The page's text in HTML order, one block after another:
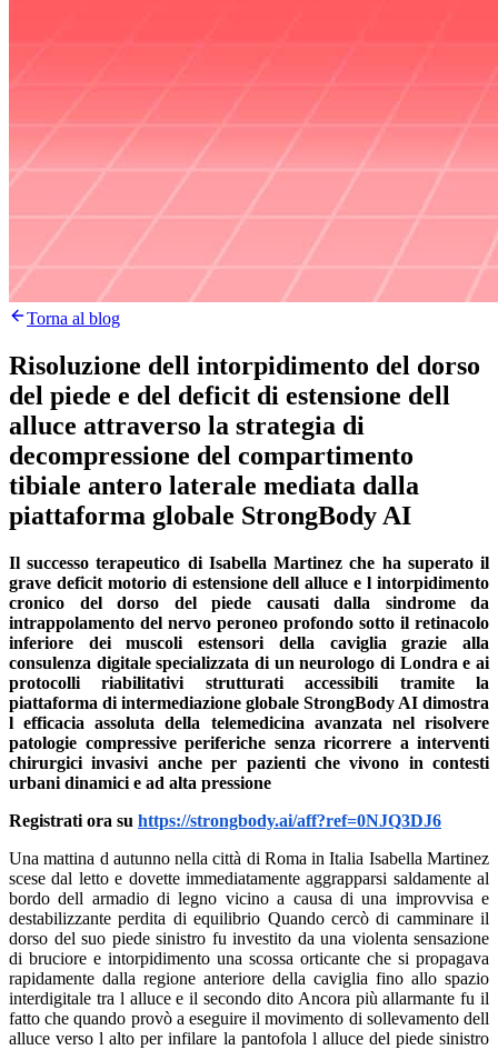
Torna al blog
Risoluzione dell intorpidimento del dorso
del piede e del deficit di estensione dell
alluce attraverso la strategia di
decompressione del compartimento
tibiale antero laterale mediata dalla
piattaforma globale StrongBody AI
Il successo terapeutico di Isabella Martinez che ha superato il
grave deficit motorio di estensione dell alluce e l intorpidimento
cronico del dorso del piede causati dalla sindrome da
intrappolamento del nervo peroneo profondo sotto il retinacolo
inferiore dei muscoli estensori della caviglia grazie alla
consulenza digitale specializzata di un neurologo di Londra e ai
protocolli riabilitativi strutturati accessibili tramite la
piattaforma di intermediazione globale StrongBody AI dimostra
l efficacia assoluta della telemedicina avanzata nel risolvere
patologie compressive periferiche senza ricorrere a interventi
chirurgici invasivi anche per pazienti che vivono in contesti
urbani dinamici e ad alta pressione
Registrati ora su https://strongbody.ai/aff?ref=0NJQ3DJ6
Una mattina d autunno nella città di Roma in Italia Isabella Martinez scese dal letto e dovette immediatamente aggrapparsi saldamente al bordo dell armadio di legno vicino a causa di una improvvisa e destabilizzante perdita di equilibrio Quando cercò di camminare il dorso del suo piede sinistro fu investito da una violenta sensazione di bruciore e intorpidimento una scossa orticante che si propagava rapidamente dalla regione anteriore della caviglia fino allo spazio interdigitale tra l alluce e il secondo dito Ancora più allarmante fu il fatto che quando provò a eseguire il movimento di sollevamento dell alluce verso l alto per infilare la pantofola l alluce del piede sinistro rimase quasi completamente immobile mostrando un evidente deficit di forza motoria rispetto al lato controlaterale Nel corso delle ultime quattro settimane i postumi di un rigonfiamento persistente dovuto a una distorsione della caviglia in inversione subita durante l attività sportiva combinati con l abitudine di allacciare le scarpe da ginnastica in modo eccessivamente stretto per stabilizzare l articolazione debole avevano spinto Isabella in un circolo vizioso di dolore cronico Ogni volta che camminava per più di dieci minuti il dorso del piede diventava talmente insensibile da sembrare congelato ed era accompagnato dalla tendenza della punta del piede a strisciare leggermente sul terreno a causa della grave riduzione della forza di sollevamento dell alluce Questa condizione di blocco aveva ridotto l efficienza nei movimenti quotidiani di Isabella che lavorava come coordinatrice di eventi a meno del cinquanta per cento alimentando una profonda frustrazione e il timore di un danno neurologico motorio permanente Non volendo sottoporsi a lunghe e spossanti liste d attesa presso le strutture ortopediche tradizionali Isabella decise di accedere al sito web ufficiale e unico della piattaforma medica globale all indirizzo internet https strongbody ai Dopo aver completato la rapida procedura di registrazione di un account Buyer standard inserendo il proprio indirizzo email personale e confermando il codice OTP di sicurezza entrò nell interfaccia moderna del sistema Per cercare una soluzione altamente specialistica Isabella utilizzò la funzione Consult Request uno strumento di comunicazione avanzato di StrongBody AI che consente agli acquirenti di inviare direttamente una richiesta di consulenza collegata a un prodotto o a una specifica condizione patologica a un professionista Nel modulo della Consult Request descrisse dettagliatamente i sintomi intorpidimento del dorso del piede sinistro debolezza nel sollevamento dell alluce dopo i postumi di una distorsione alla caviglia e abitudine di stringere troppo le stringhe delle scarpe La sua richiesta aprì immediatamente una finestra di MultiMe Chat per una connessione diretta in tempo reale Il sistema di intelligenza artificiale AI Matching di StrongBody AI incrociò rapidamente la richiesta di Isabella con il profilo del Dottor Albert Collins un neurologo e specialista in riabilitazione neuro muscolare di grande prestigio che esercita a Londra nel Regno Unito Attraverso il sistema digitale MultiMe Chat il Dottor Collins analizzò dettagliatamente la mappa dei sintomi di Isabella Spiegò che la paziente era affetta dalla Sindrome del Tunnel Tarsale Anteriore nota anche come intrappolamento del nervo peroneo profondo sotto il retinacolo inferiore dei muscoli estensori della caviglia Il nervo peroneo profondo dopo essere disceso lungo la gamba ed essere entrato nel dorso del piede deve passare attraverso uno spazio anatomico ristretto delimitato superiormente dal retinacolo inferiore dei muscoli estensori I postumi del gonfiore infiammatorio successivi alla distorsione della caviglia uniti alla pressione meccanica diretta esercitata dall allacciatura troppo stretta delle calzature avevano causato un ispessimento e una contrattura di questa banda fasciale Il risultato era un vero e proprio strangolamento meccanico del nervo peroneo profondo che determinava un ischemia localizzata della guaina nervosa provocando l intorpidimento del dorso del piede e interrompendo la conduzione degli impulsi elettrici motori diretti al muscolo estensore lungo dell alluce manifestandosi così con il deficit parossistico di sollevamento del dito Per liberare la fibra nervosa da questa morsa fibrosa senza la necessità di ricorrere al bisturi il Dottor Albert Collins elaborò un protocollo di riabilitazione digitale personalizzato denominato Strategia di decompressione del compartimento tibiale antero laterale Il medico utilizzò la funzione Offer in Chat presente all interno della MultiMe Chat per creare una proposta di servizio personalizzata da inviare a Isabella Questo accordo telematico prevedeva un percorso terapeutico della durata di sei settimane focalizzato su una sequenza di esercizi di scivolamento del tendine estensore combinati con tecniche di auto mobilizzazione per rilasciare il retinacolo dei muscoli estensori della caviglia L intero programma venne digitalizzato sotto forma di Digital Products comprendenti video esplicativi ad alta definizione registrati dallo stesso Dottor Collins Il costo totale del servizio era indicato in modo chiaro e trasparente direttamente sulla schermata della chat di Isabella Isabella Martinez ripose la massima fiducia nella soluzione proposta dal medico premette il pulsante per accettare l offerta ed eseguì il pagamento sicuro tramite carta Visa attraverso il gateway Stripe integrato direttamente sulla piattaforma StrongBody AI Il sistema di sicurezza di Stripe si collegò con l istituto bancario per la verifica tramite codice OTP garantendo la totale crittografia dei dati finanziari Una volta completata la transazione l importo venne trasferito nel sistema di portafoglio Escrow di StrongBody AI che funge da intermediario per la custodia sicura dei fondi Questo meccanismo Escrow tutela pienamente i diritti di Isabella assicurando che la somma venga sbloccata a favore del Dottor Collins soltanto dopo che la paziente avrà confermato di aver ricevuto il servizio completo e di aver ottenuto i risultati corrispondenti a quanto stabilito nell offerta Quando il portafoglio Escrow registrò lo stato di garanzia finanziaria il Dottor Albert Collins inviò immediatamente il programma di esercizi nella sezione My Account di Isabella e la istruì su come iniziare la prima fase inserita tra la prima e la terza settimana utilizzando lo strumento di comunicazione B Messenger Il primo esercizio fondamentale consisteva nella tecnica di auto mobilizzazione del retinacolo inferiore dei muscoli estensori della caviglia Il Dottor Collins spiegò a Isabella di sedersi su una sedia e di appoggiare la caviglia sinistra sulla coscia destra La paziente doveva posizionare i due pollici nella zona anteriore della caviglia circa dieci millimetri al di sotto della piega di flessione della caviglia stessa nel punto esatto in cui si trova la banda del retinacolo degli estensori Isabella doveva esercitare una pressione profonda e continua spostando i pollici in direzione trasversale rispetto al decorso dei tendini estensori eseguendo il movimento per venti volte per sessione per tre volte al giorno Questa frizione meccanica permetteva di scollare le aderenze fibrose e di ammorbidire il tessuto fasciale contratto riducendo in modo diretto la compressione sul compartimento nervoso sottostante Parallelamente alla mobilizzazione del retinacolo Isabella iniziò gli esercizi di scivolamento del tendine estensore per liberare il nervo dalle aderenze In posizione seduta con la schiena dritta eseguiva attivamente una flessione plantare del piede spingendo la punta verso il basso e contemporaneamente fletteva tutte le dita per mettere in massima tensione la catena dei tendini estensori sulla parte anteriore della caviglia Successivamente eseguiva il movimento opposto portando il piede in flessione dorsale verso l alto e allargando al massimo le dita concentrandosi in particolar modo sul sollevamento dell alluce fino al limite della sua escursione meccanica Questa sequenza di movimenti alternati veniva eseguita ritmicamente quindici volte per serie ripetuta per tre serie ogni giorno Sotto l effetto della contrazione e del rilassamento del muscolo estensore lungo dell alluce il tendine scivolava avanti e indietro al di sotto del retinacolo creando una trazione naturale che aiutava il nervo peroneo profondo a liberarsi autonomamente dai punti di ancoraggio fibrosi causati dal trauma Ogni progresso relativo al recupero della forza muscolare e alla riduzione dell intorpidimento veniva registrato da Isabella tramite brevi video e inviato al Dottor Collins attraverso la funzione Chat History della MultiMe Chat Grazie alla memorizzazione trasparente di questa cronologia di interazione lo specialista a Londra poteva correggere con precisione la pressione manuale e l angolo di flessione della caviglia di Isabella Entrando nella seconda fase dalla quarta alla sesta settimana il programma di Isabella fu aggiornato con esercizi di attivazione neuro muscolare eseguiti contro la resistenza di una banda elastica per rinforzare il muscolo tibiale anteriore e l estensore lungo dell alluce Alla quinta settimana del protocollo mentre camminava a piedi scalzi sul pavimento di casa al mattino Isabella si rese conto con grande stupore che la sensazione di intorpidimento e il formicolio pungente sul dorso del piede erano completamente scomparsi La capacità di sollevare l alluce verso l alto era stata interamente recuperata e poteva muovere il dito in modo vigoroso senza avvertire alcun tipo di ostacolo meccanico Al termine delle sei settimane Isabella Martinez aveva riacquistato il cento per cento della sensibilità e della funzionalità motoria del piede sinistro Accedette quindi con entusiasmo all interfaccia di StrongBody AI per confermare il completamento dell ordine Il sistema sbloccò automaticamente i fondi trattenuti nel portafoglio Escrow trasfere